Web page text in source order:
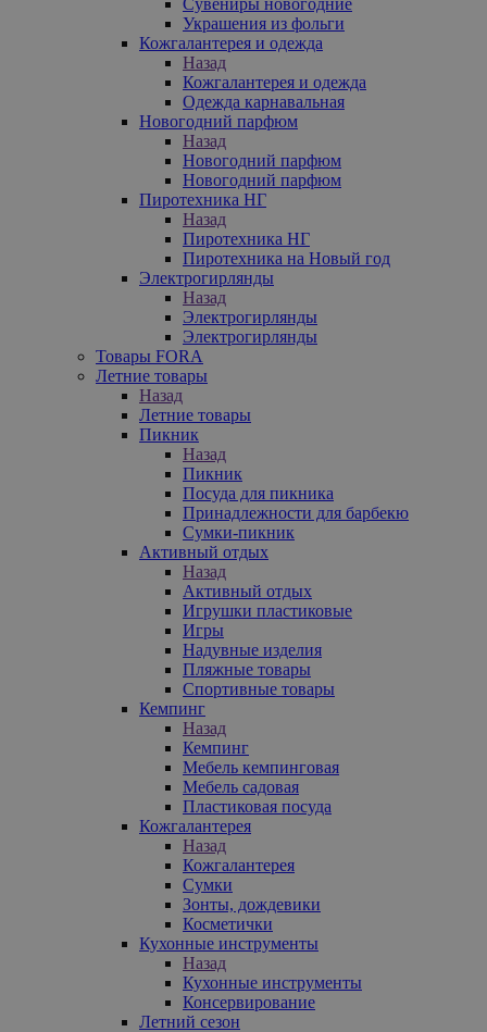
Украшения из фольги
Кожгалантерея и одежда
Назад
Кожгалантерея и одежда
Одежда карнавальная
Новогодний парфюм
Назад
Новогодний парфюм
Новогодний парфюм
Пиротехника НГ
Назад
Пиротехника НГ
Пиротехника на Новый год
Электрогирлянды
Назад
Электрогирлянды
Электрогирлянды
Товары FORA
Летние товары
Назад
Летние товары
Пикник
Назад
Пикник
Посуда для пикника
Принадлежности для барбекю
Сумки-пикник
Активный отдых
Назад
Активный отдых
Игрушки пластиковые
Игры
Надувные изделия
Пляжные товары
Спортивные товары
Кемпинг
Назад
Кемпинг
Мебель кемпинговая
Мебель садовая
Пластиковая посуда
Кожгалантерея
Назад
Кожгалантерея
Сумки
Зонты, дождевики
Косметички
Кухонные инструменты
Назад
Кухонные инструменты
Консервирование
Летний сезон